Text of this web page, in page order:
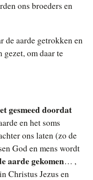
ons broeders en
de aarde getrokken en
gezet, om daar te
gesmeed doordat
en het soms
ons laten (zo de
God en mens wordt
aarde gekomen… ,
Christus Jezus en